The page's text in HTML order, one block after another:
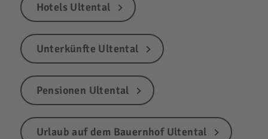
Hotels Ultental
Unterkünfte Ultental
Pensionen Ultental
Urlaub auf dem Bauernhof Ultental